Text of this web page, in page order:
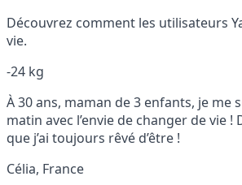
Découvrez comment les utilisateurs
vie.
-24 kg
À 30 ans, maman de 3 enfants, je me
matin avec l’envie de changer de vie !
que j’ai toujours rêvé d’être !
Célia, France